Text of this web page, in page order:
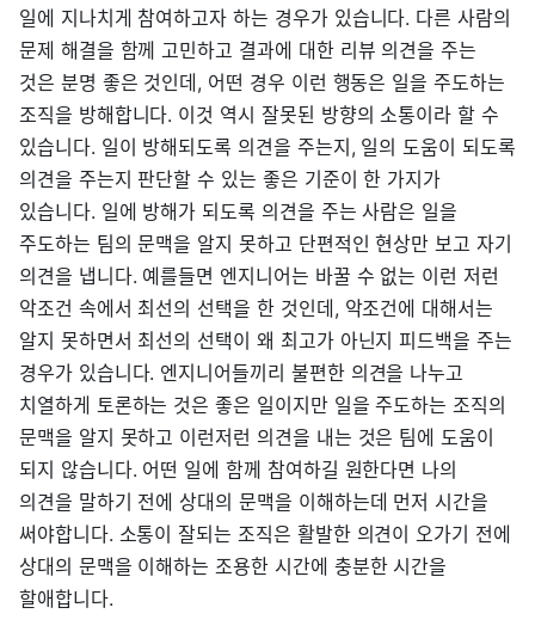
일에 지나치게 참여하고자 하는 경우가 있습니다. 다른 사람의
문제 해결을 함께 고민하고 결과에 대한 리뷰 의견을 주는
것은 분명 좋은 것인데, 어떤 경우 이런 행동은 일을 주도하는
조직을 방해합니다. 이것 역시 잘못된 방향의 소통이라 할 수
있습니다. 일이 방해되도록 의견을 주는지, 일의 도움이 되도록
의견을 주는지 판단할 수 있는 좋은 기준이 한 가지가
있습니다. 일에 방해가 되도록 의견을 주는 사람은 일을
주도하는 팀의 문맥을 알지 못하고 단편적인 현상만 보고 자기
의견을 냅니다. 예를들면 엔지니어는 바꿀 수 없는 이런 저런
악조건 속에서 최선의 선택을 한 것인데, 악조건에 대해서는
알지 못하면서 최선의 선택이 왜 최고가 아닌지 피드백을 주는
경우가 있습니다. 엔지니어들끼리 불편한 의견을 나누고
치열하게 토론하는 것은 좋은 일이지만 일을 주도하는 조직의
문맥을 알지 못하고 이런저런 의견을 내는 것은 팀에 도움이
되지 않습니다. 어떤 일에 함께 참여하길 원한다면 나의
의견을 말하기 전에 상대의 문맥을 이해하는데 먼저 시간을
써야합니다. 소통이 잘되는 조직은 활발한 의견이 오가기 전에
상대의 문맥을 이해하는 조용한 시간에 충분한 시간을
할애합니다.